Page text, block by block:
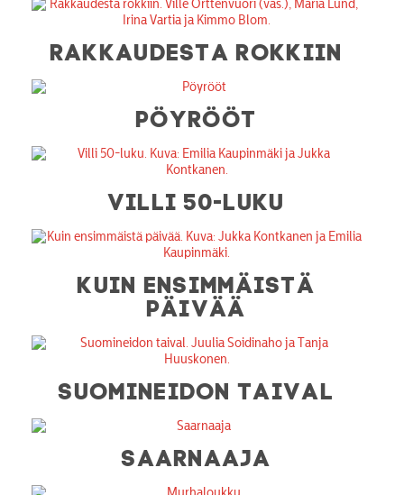
RAKKAUDESTA ROKKIIN
PÖYRÖÖT
VILLI 50-LUKU
KUIN ENSIMMÄISTÄ
PÄIVÄÄ
SUOMINEIDON TAIVAL
SAARNAAJA